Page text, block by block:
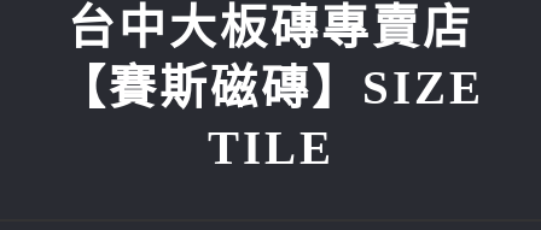
台中大板磚專賣店
【賽斯磁磚】SIZE
TILE